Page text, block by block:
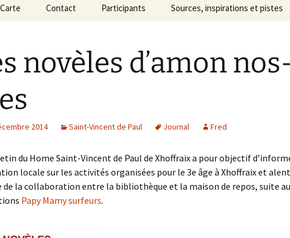
Carte Contact Participants
Résidence des Arcades
Sources, inspirations et pistes
novèles d’amon
2014 Saint-Vincent de Paul Journal Fred
du Home Saint-Vincent de Paul de Xhoffraix a pour objectif
locale sur les activités organisées pour le 3e âge à Xhoffraix et
de la collaboration entre la bibliothèque et la maison de repos, suite
Papy Mamy surfeurs.